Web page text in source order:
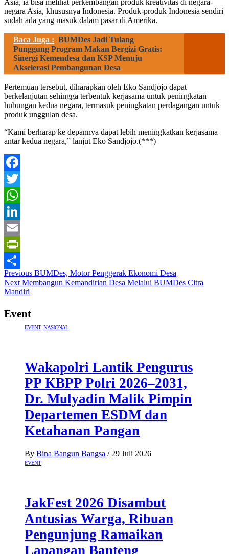
Asia, ia bisa melihat perkembangan produk kreativitas di negara-
negara Asia, khususnya Indonesia. Produk-produk Indonesia sendiri
sudah ada yang masuk dalam pasar di Amerika.
Baca Juga : BUMDes Jadi Tulang
Punggung Program Makan Bergizi Gratis:
Sinergi Kemendesa dan KSP Menuju
Akselerasi Pembangunan Desa
Pertemuan tersebut, diharapkan oleh Eko Sandjojo dapat
berkelanjutan sehingga terbentuk kerjasama untuk peningkatan
hubungan kedua negara, termasuk peningkatan perdagangan untuk
produk unggulan desa.
“Kami berharap ke depannya dapat lebih meningkatkan kerjasama
antar kedua negara,” lanjut Eko Sandjojo.(***)
Facebook
Twitter
WhatsApp
LinkedIn
Email
PrintFriendly
Share
Post
navigation
Previous BUMDes, Motor Penggerak Ekonomi Desa
Next Membangun Kemandirian Desa Melalui BUMDes Citra
Mandiri
Event
EVENT NASIONAL
Wakapolri Lantik Pengurus
PP KBPP Polri 2026–2031,
Dr. Mulyadin Malik Pimpin
Departemen ESDM dan
Ketahanan Pangan
By Bina Bangun Bangsa / 29 Juli 2026
EVENT
JakFest 2026 Disambut
Antusias Warga, Ribuan
Pengunjung Ramaikan
Lapangan Banteng